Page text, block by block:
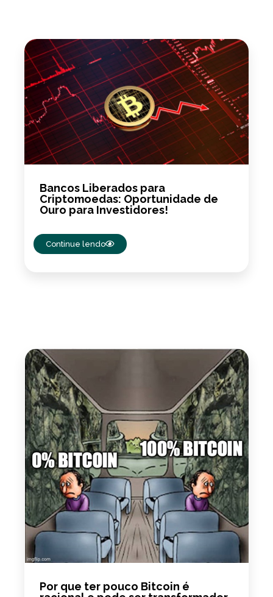
Bancos Liberados para
Criptomoedas: Oportunidade de
Ouro para Investidores!
Continue lendo
Por que ter pouco Bitcoin é